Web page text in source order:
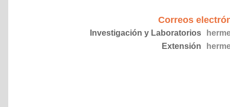
Correos
Investigación y Laboratorios
Extensión